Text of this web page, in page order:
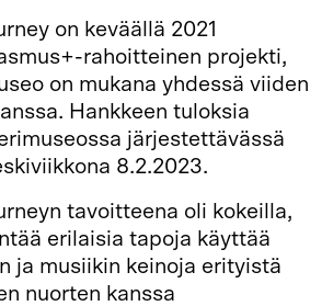
on keväällä 2021
rahoitteinen projekti,
on mukana yhdessä viiden
Hankkeen tuloksia
järjestettävässä
8.2.2023.
tavoitteena oli kokeilla,
erilaisia tapoja käyttää
ja musiikin keinoja erityistä
nuorten kanssa